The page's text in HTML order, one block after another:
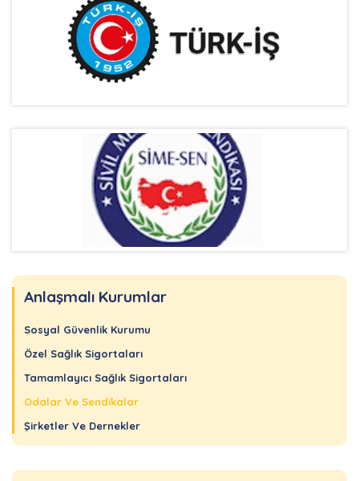
Anlaşmalı Kurumlar
Sosyal Güvenlik Kurumu
Özel Sağlık Sigortaları
Tamamlayıcı Sağlık Sigortaları
Odalar Ve Sendikalar
Şirketler Ve Dernekler